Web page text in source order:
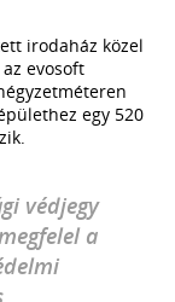
irodaház közel
evosoft
egy 520
védjegy
a